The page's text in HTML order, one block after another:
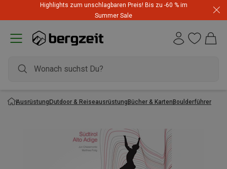
Highlights zum unschlagbaren Preis! Bis zu -60 % im
Summer Sale
AusrüstungOutdoor & ReiseausrüstungBücher & KartenBoulderführer